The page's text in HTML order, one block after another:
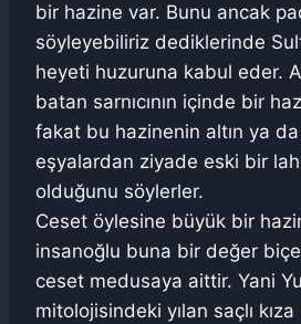
bir hazine var. Bunu ancak
söyleyebiliriz dediklerinde
heyeti huzuruna kabul eder.
batan sarnıcının içinde bir
fakat bu hazinenin altın ya
eşyalardan ziyade eski bir
olduğunu söylerler.
Ceset öylesine büyük bir
insanoğlu buna bir değer
ceset medusaya aittir. Yani
mitolojisindeki yılan saçlı